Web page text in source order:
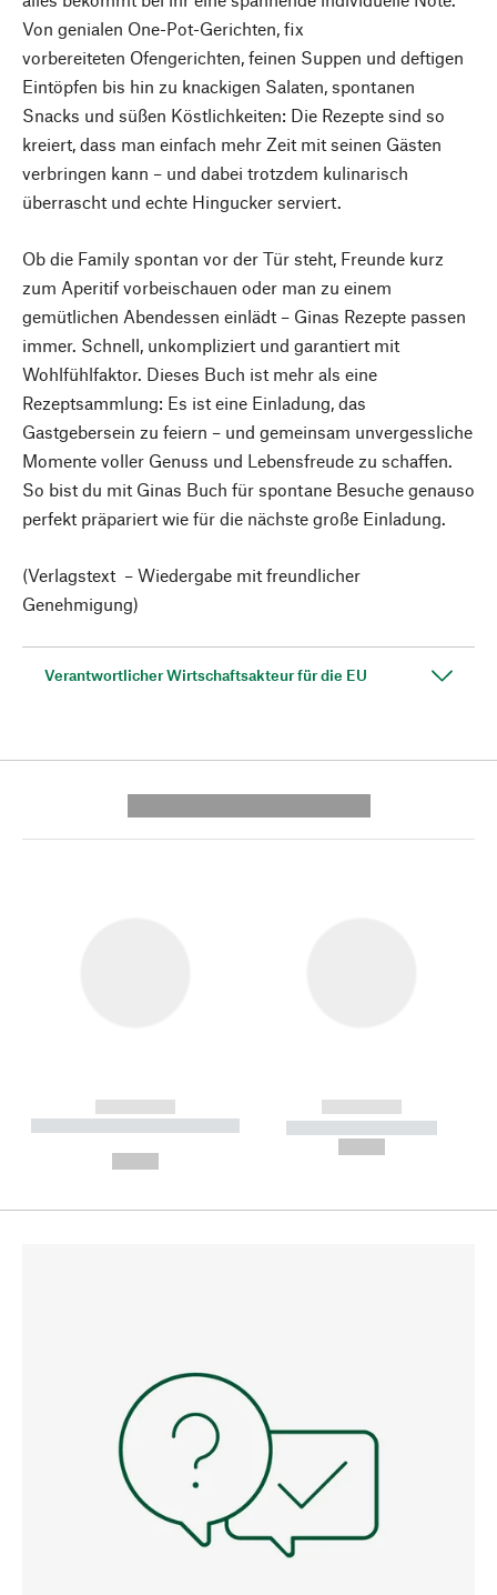
Von genialen One-Pot-Gerichten, fix
vorbereiteten Ofengerichten, feinen Suppen und deftigen
Eintöpfen bis hin zu knackigen Salaten, spontanen
Snacks und süßen Köstlichkeiten: Die Rezepte sind so
kreiert, dass man einfach mehr Zeit mit seinen Gästen
verbringen kann – und dabei trotzdem kulinarisch
überrascht und echte Hingucker serviert.
Ob die Family spontan vor der Tür steht, Freunde kurz
zum Aperitif vorbeischauen oder man zu einem
gemütlichen Abendessen einlädt – Ginas Rezepte passen
immer. Schnell, unkompliziert und garantiert mit
Wohlfühlfaktor. Dieses Buch ist mehr als eine
Rezeptsammlung: Es ist eine Einladung, das
Gastgebersein zu feiern – und gemeinsam unvergessliche
Momente voller Genuss und Lebensfreude zu schaffen.
So bist du mit Ginas Buch für spontane Besuche genauso
perfekt präpariert wie für die nächste große Einladung.
(Verlagstext – Wiedergabe mit freundlicher
Genehmigung)
Verantwortlicher Wirtschaftsakteur für die EU
------------
----------- ----------- --------
------------
----------- -----------